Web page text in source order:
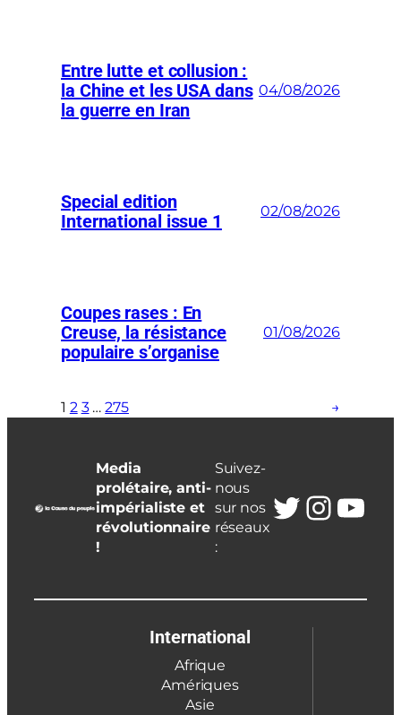
Entre lutte et collusion :
la Chine et les USA dans
la guerre en Iran
04/08/2026
Special edition
International issue 1
02/08/2026
Coupes rases : En
Creuse, la résistance
populaire s’organise
01/08/2026
1 2 3 … 275 →
Media
prolétaire, anti-
impérialiste et
révolutionnaire
!
Suivez-
nous
sur nos
réseaux
:
Twitter
International
Afrique
Amériques
Asie